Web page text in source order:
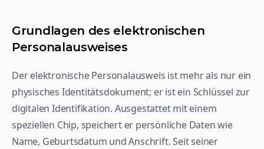
Grundlagen des elektronischen
Personalausweises
Der elektronische Personalausweis ist mehr als nur ein
physisches Identitätsdokument; er ist ein Schlüssel zur
digitalen Identifikation. Ausgestattet mit einem
speziellen Chip, speichert er persönliche Daten wie
Name, Geburtsdatum und Anschrift. Seit seiner